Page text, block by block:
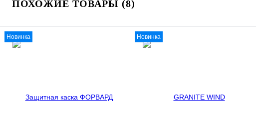
ПОХОЖИЕ ТОВАРЫ (8)
Новинка Новинка